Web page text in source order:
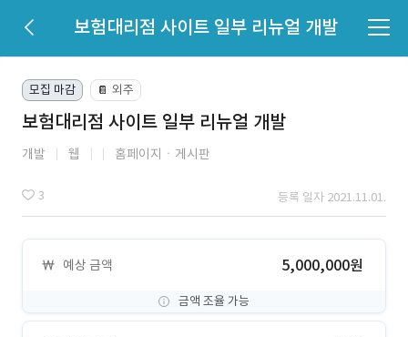
보험대리점 사이트 일부 리뉴얼 개발
모집 마감 📔 외주
보험대리점 사이트 일부 리뉴얼 개발
개발 웹 홈페이지ㆍ게시판
3 등록 일자 2021.11.01.
예상 금액 5,000,000원
금액 조율 가능